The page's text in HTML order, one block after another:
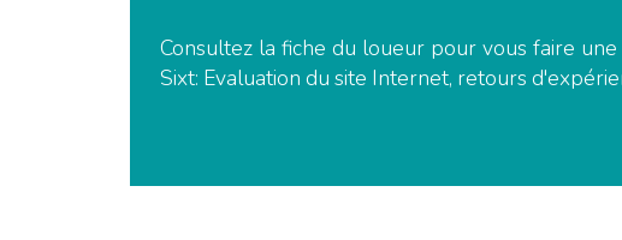
Consultez la fiche du loueur pour vous faire
Sixt: Evaluation du site Internet, retours